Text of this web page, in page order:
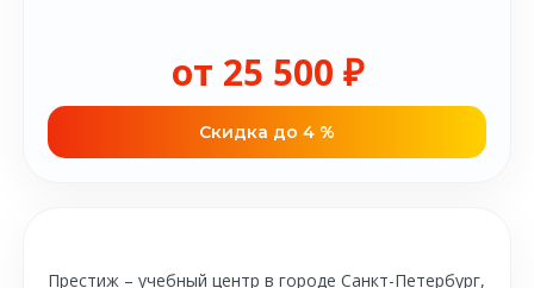
от 25 500 ₽
Cкидка до 4 %
Престиж – учебный центр в городе Санкт-Петербург,